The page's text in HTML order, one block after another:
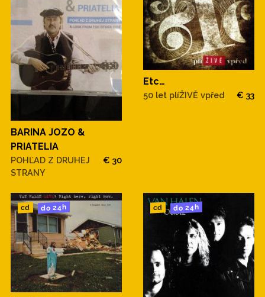
BARINA JOZO &
PRIATELIA
POHĽAD Z DRUHEJ
STRANY
€ 30
Etc…
50 let plíŽIVĚ vpřed € 33
cd do 24h cd do 24h